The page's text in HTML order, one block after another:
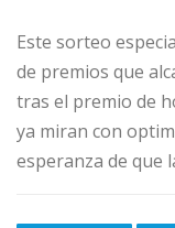
Este sorteo
de premios que
tras el premio de
ya miran con
esperanza de que